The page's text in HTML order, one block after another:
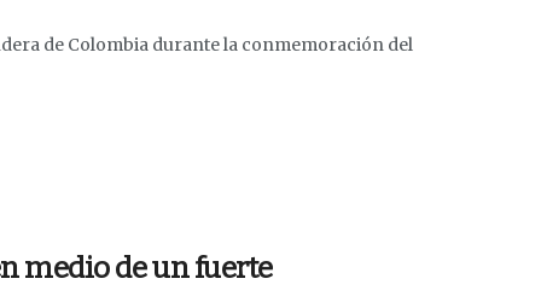
de Colombia durante la conmemoración del
medio de un fuerte